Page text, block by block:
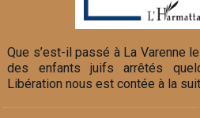
Que s’est-il passé à La Varenne
des enfants juifs arrêtés
Libération nous est contée à la